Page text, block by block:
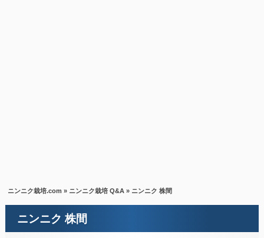
ニンニク栽培.com » ニンニク栽培 Q&A » ニンニク 株間
ニンニク 株間